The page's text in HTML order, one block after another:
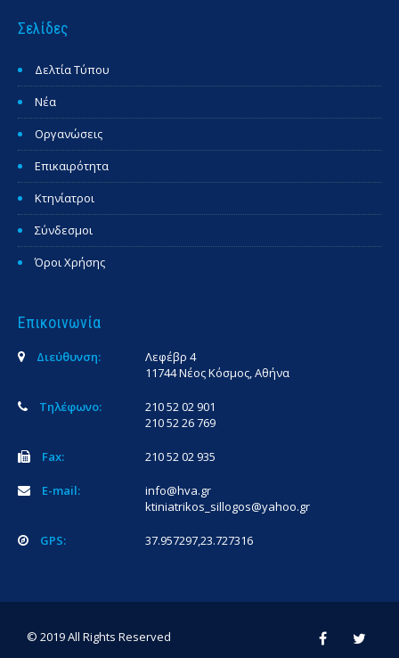
Σελίδες
Δελτία Τύπου
Νέα
Οργανώσεις
Επικαιρότητα
Κτηνίατροι
Σύνδεσμοι
Όροι Χρήσης
Επικοινωνία
Διεύθυνση:
Λεφέβρ 4
11744 Νέος Κόσμος, Αθήνα
Τηλέφωνο:
210 52 02 901
210 52 26 769
Fax: 210 52 02 935
E-mail:
info@hva.gr
ktiniatrikos_sillogos@yahoo.gr
GPS: 37.957297,23.727316
© 2019 All Rights Reserved